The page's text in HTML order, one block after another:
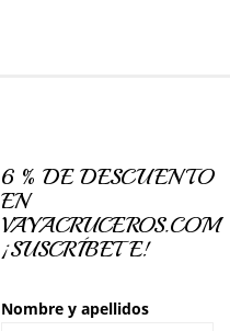
6 % DE DESCUENTO
EN
VAYACRUCEROS.COM
¡SUSCRÍBETE!
Nombre y apellidos